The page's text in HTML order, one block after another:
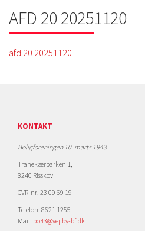
AFD 20 20251120
afd 20 20251120
KONTAKT
Boligforeningen 10. marts 1943
Tranekærparken 1,
8240 Risskov
CVR-nr. 23 09 69 19
Telefon: 8621 1255
Mail: bo43@vejlby-bf.dk